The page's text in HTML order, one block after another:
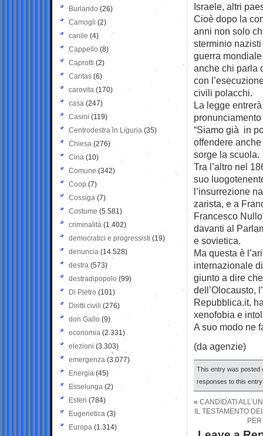
Israele, altri
Cioè dopo la
anni non solo
sterminio
guerra
anche chi parla
con
civili polacchi.
La legge
“Siamo già in
offendere
sorge la scuola.
Tra l’altro nel
suo
l’insurrezione
zarista, e a
Francesco
davanti al
e sovietica.
Ma questa è
internazionale
giunto a dire
dell’Olocausto,
Repubblica.it,
xenofobia e
A suo modo ne
(da agenzie)
This entry was posted
responses to this
« CANDIDATI
IL TESTAMENTO
Burlando (26)
Camogli (2)
canile (4)
Cappello (8)
Caprotti (2)
Caritas (6)
carovita (170)
casa (247)
Casini (119)
Centrodestra in Liguria (35)
Chiesa (276)
Cina (10)
Comune (342)
Coop (7)
Cossiga (7)
Costume (5.581)
criminalità (1.402)
democratici e progressisti (19)
denuncia (14.528)
destra (573)
destradipopolo (99)
Di Pietro (101)
Diritti civili (276)
don Gallo (9)
economia (2.331)
elezioni (3.303)
emergenza (3.077)
Energia (45)
Esselunga (2)
Esteri (784)
Eugenetica (3)
Europa (1.314)